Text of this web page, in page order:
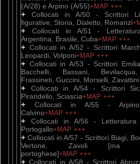
(A/28) e Arpino (A/55)+MAP +++
+ Collocati in A/50 - Scrittori
figurative, Storia, Dialetto, Romanzi
+ Collocati in A/51 -
Argentina, Brasile, Cuba+MAP +++
+ Collocati in A/52 - Scrittori
Leopardi, Volponi+MAP +++
+ Collocati in A/53 - Scrittori
Bacchelli, Bassani,
Frassineti, Guccini, Morselli, Zavattini
+ Collocati in A/54 - Scrittori
Pirandello, Sciascia+MAP +++
+ Collocati in A/55 - Arpino,
Calvino+MAP +++
+ Collocati in A/56 - Letteratura
Portogallo+MAP +++
+Collocati in A/57 - Scrittori Biagi,
Vertone, Zavoli [ma
portoghese]+MAP +++
+Collocati in A/58 - Scrittori